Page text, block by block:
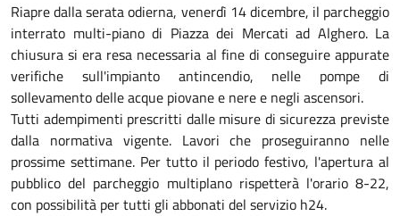
Riapre dalla serata odierna, venerdì 14 dicembre, il parcheggio
interrato multi-piano di Piazza dei Mercati ad Alghero. La
chiusura si era resa necessaria al fine di conseguire appurate
verifiche sull'impianto antincendio, nelle pompe di
sollevamento delle acque piovane e nere e negli ascensori.
Tutti adempimenti prescritti dalle misure di sicurezza previste
dalla normativa vigente. Lavori che proseguiranno nelle
prossime settimane. Per tutto il periodo festivo, l'apertura al
pubblico del parcheggio multiplano rispetterà l'orario 8-22,
con possibilità per tutti gli abbonati del servizio h24.